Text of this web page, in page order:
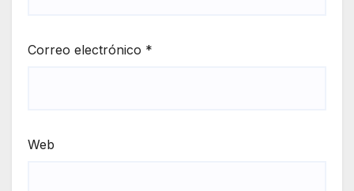
Correo electrónico *
Web